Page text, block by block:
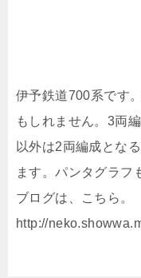
伊予鉄道700系です
もしれません。3両
以外は2両編成とな
ます。パンタグラフ
ブログは、こちら。
http://